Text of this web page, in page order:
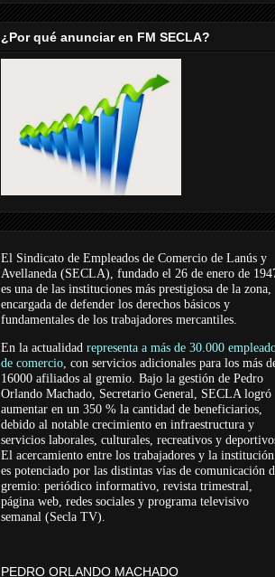
¿Por qué anunciar en FM SECLA?
El Sindicato de Empleados de Comercio de Lanús y
Avellaneda (SECLA), fundado el 26 de enero de
es una de las instituciones más prestigiosa de la zona,
encargada de defender los derechos básicos y
fundamentales de los trabajadores mercantiles.
En la actualidad representa a más de 30.000
de comercio, con servicios adicionales para los más
16000 afiliados al gremio. Bajo la gestión de Pedro
Orlando Machado, Secretario General, SECLA logró
aumentar en un 350 % la cantidad de beneficiarios,
debido al notable crecimiento en infraestructura y
servicios laborales, culturales, recreativos y
El acercamiento entre los trabajadores y la institución
es potenciado por las distintas vías de comunicación
gremio: periódico informativo, revista trimestral,
página web, redes sociales y programa televisivo
semanal (Secla TV).
PEDRO ORLANDO MACHADO